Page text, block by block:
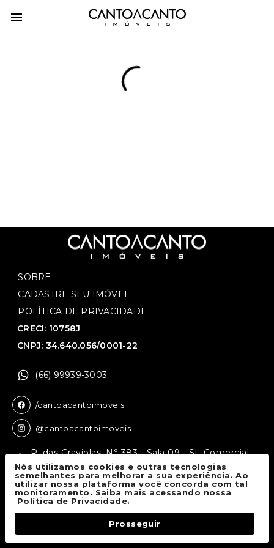
SOBRE
CADASTRE SEU IMÓVEL
POLÍTICA DE PRIVACIDADE
CRECI: 10758J
CNPJ: 34.640.056/0001-22
(66) 99939-3003
/cantoacantoimoveis
@cantoacantoimoveis
R. das Graviolas, N° 383 - Sala 09 - St. Comercial,
Sinop - MT, 78550-136
Canto a Canto Imóveis© 2026.
Todos os direitos reservados.
Nós utilizamos cookies e outras tecnologias
semelhantes para melhorar a sua experiência. Ao
utilizar nossa plataforma você concorda com tal
monitoramento. Saiba mais acessando nossa
Política de Privacidade.
Prosseguir